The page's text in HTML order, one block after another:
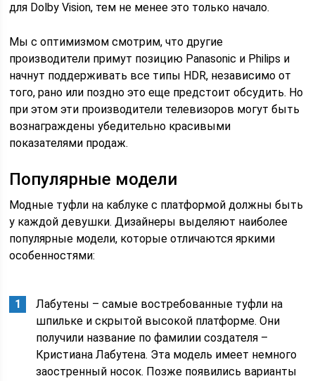
для Dolby Vision, тем не менее это только начало.
Мы с оптимизмом смотрим, что другие
производители примут позицию Panasonic и Philips и
начнут поддерживать все типы HDR, независимо от
того, рано или поздно это еще предстоит обсудить. Но
при этом эти производители телевизоров могут быть
вознаграждены убедительно красивыми
показателями продаж.
Популярные модели
Модные туфли на каблуке с платформой должны быть
у каждой девушки. Дизайнеры выделяют наиболее
популярные модели, которые отличаются яркими
особенностями:
Лабутены – самые востребованные туфли на
шпильке и скрытой высокой платформе. Они
получили название по фамилии создателя –
Кристиана Лабутена. Эта модель имеет немного
заостренный носок. Позже появились варианты